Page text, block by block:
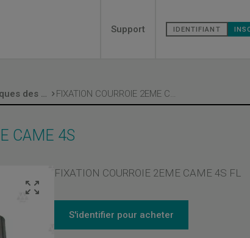
Secondary
Support IDENTIFIANT
Pièces mécaniques des portes FIXATION COURROIE 2EME CAME 4S
CAME 4S
FIXATION COURROIE 2EME CAME 4S FL
S'identifier pour acheter